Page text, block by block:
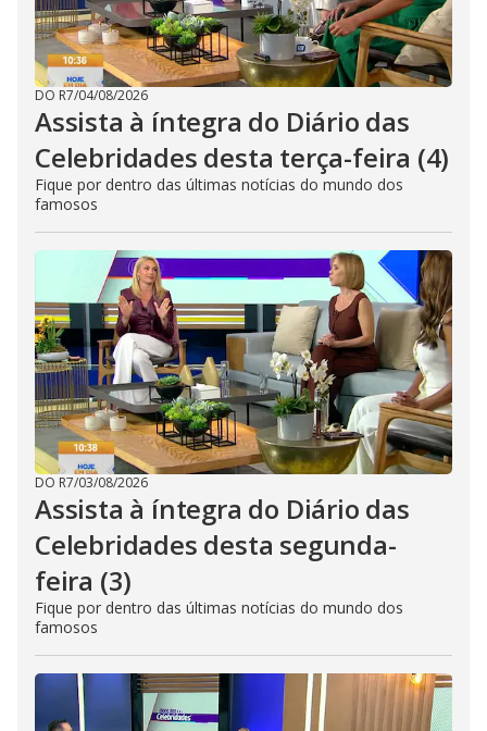
DO R7/04/08/2026
Assista à íntegra do Diário das
Celebridades desta terça-feira (4)
Fique por dentro das últimas notícias do mundo dos
famosos
DO R7/03/08/2026
Assista à íntegra do Diário das
Celebridades desta segunda-
feira (3)
Fique por dentro das últimas notícias do mundo dos
famosos